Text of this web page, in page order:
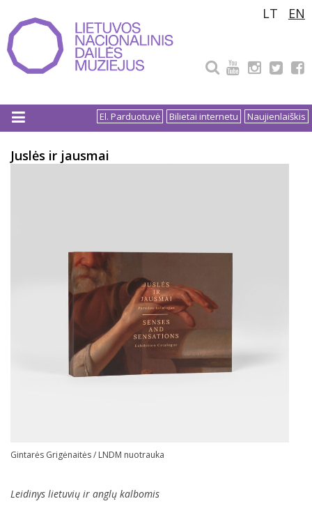
prie
turinio
LT EN
Naujienlaiškis
Bilietai internetu
El. Parduotuvė
Juslės ir jausmai
Gintarės Grigėnaitės / LNDM nuotrauka
Leidinys lietuvių ir anglų kalbomis